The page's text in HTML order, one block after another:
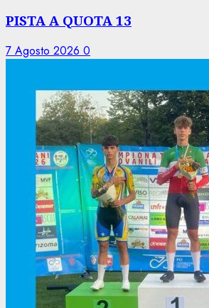
PISTA A QUOTA 13
7 Agosto 2026 0